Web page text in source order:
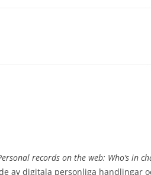
records on the web: Who’s in
av digitala personliga handlingar